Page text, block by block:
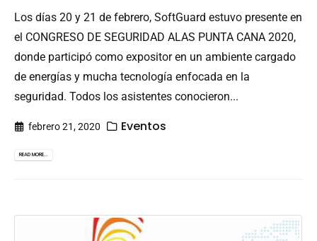
Los días 20 y 21 de febrero, SoftGuard estuvo presente en
el CONGRESO DE SEGURIDAD ALAS PUNTA CANA 2020,
donde participó como expositor en un ambiente cargado
de energías y mucha tecnología enfocada en la
seguridad. Todos los asistentes conocieron...
febrero 21, 2020 Eventos
READ MORE...